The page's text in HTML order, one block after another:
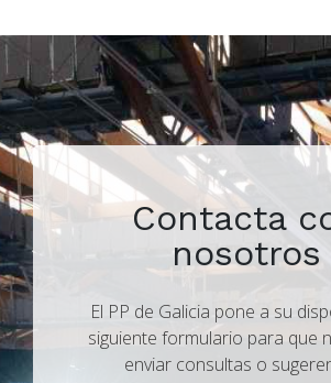
Contacta
nosotros
El PP de Galicia pone a su
siguiente formulario para que
enviar consultas o